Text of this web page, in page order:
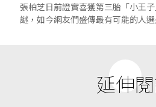
張柏芝日前證實喜獲第三胎「小王
謎，如今網友們盛傳最有可能的人選
延伸